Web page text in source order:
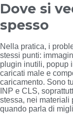
Dove si
spesso
Nella pratica, i
stessi punti:
plugin inutili, popup
caricati male e
caricamento. Sono
INP e CLS,
stessa, nei materiali
quando parla di